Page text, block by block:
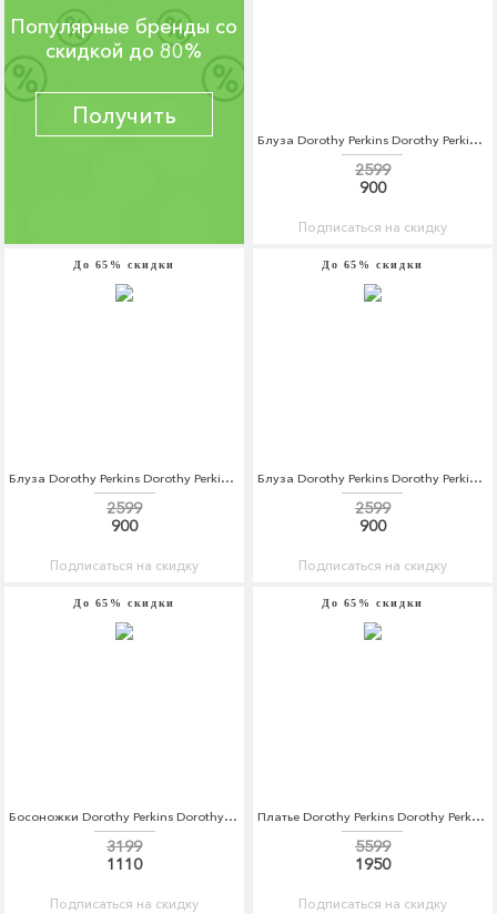
Популярные бренды со
скидкой до 80%
Получить
Блуза Dorothy Perkins Dorothy Perkins DO005EWCKZT4
2599
900
Подписаться на скидку
До 65% скидки
Блуза Dorothy Perkins Dorothy Perkins DO005EWBSBT5
2599
900
Подписаться на скидку
До 65% скидки
Блуза Dorothy Perkins Dorothy Perkins DO005EWBSBT6
2599
900
Подписаться на скидку
До 65% скидки
Босоножки Dorothy Perkins Dorothy Perkins DO005AWBVPN2
3199
1110
Подписаться на скидку
До 65% скидки
Платье Dorothy Perkins Dorothy Perkins DO005EWCKZU8
5599
1950
Подписаться на скидку